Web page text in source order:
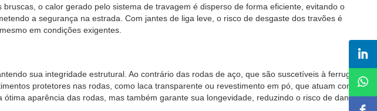
o calor gerado pelo sistema de travagem é disperso de forma eficiente, evitando o
a segurança na estrada. Com jantes de liga leve, o risco de desgaste dos travões é
em condições exigentes.
sua integridade estrutural. Ao contrário das rodas de aço, que são suscetíveis à ferrugem
protetores nas rodas, como laca transparente ou revestimento em pó, que atuam como
aparência das rodas, mas também garante sua longevidade, reduzindo o risco de danos e